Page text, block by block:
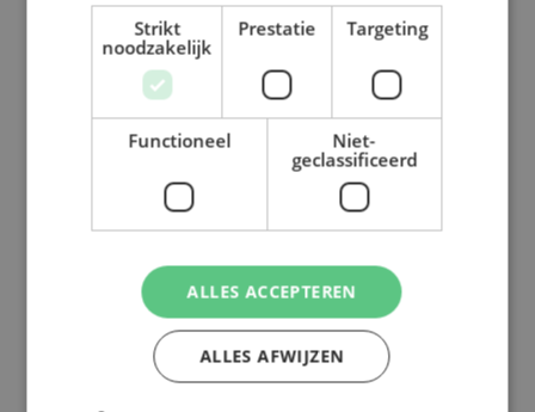
Strikt
noodzakelijk
Prestatie Targeting
Functioneel
Niet-
geclassificeerd
ALLES ACCEPTEREN
ALLES AFWIJZEN